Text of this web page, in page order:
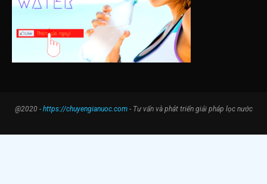
@2020 - https://chuyengianuoc.com- Tư vấn và phát triển giải pháp lọc nước